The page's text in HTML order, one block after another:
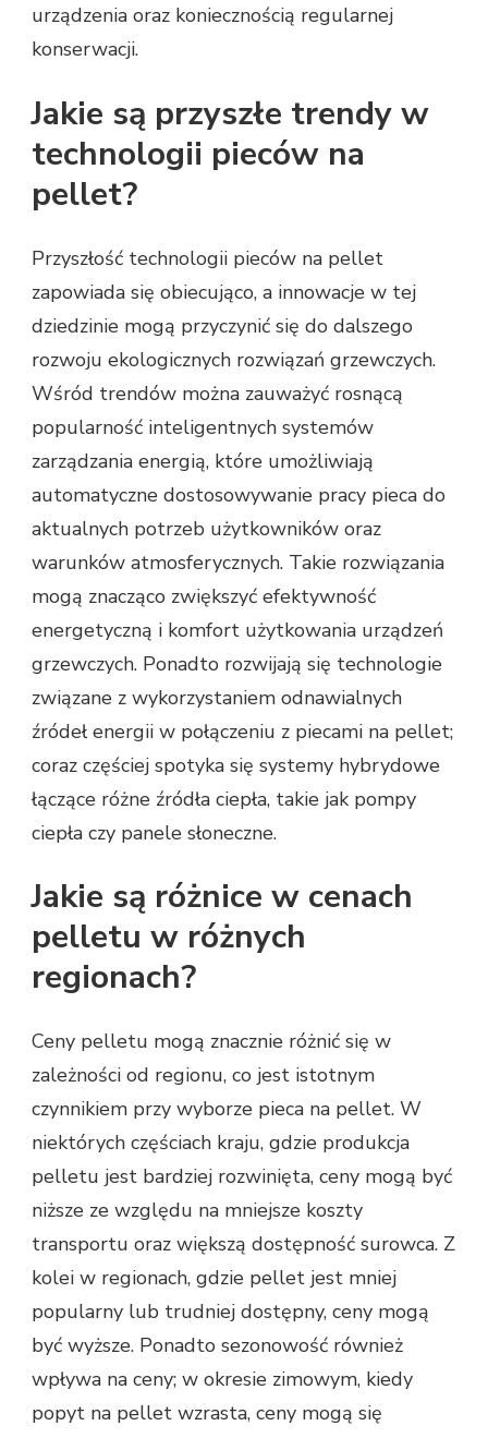
urządzenia oraz koniecznością regularnej
konserwacji.
Jakie są przyszłe trendy w
technologii pieców na
pellet?
Przyszłość technologii pieców na pellet
zapowiada się obiecująco, a innowacje w tej
dziedzinie mogą przyczynić się do dalszego
rozwoju ekologicznych rozwiązań grzewczych.
Wśród trendów można zauważyć rosnącą
popularność inteligentnych systemów
zarządzania energią, które umożliwiają
automatyczne dostosowywanie pracy pieca do
aktualnych potrzeb użytkowników oraz
warunków atmosferycznych. Takie rozwiązania
mogą znacząco zwiększyć efektywność
energetyczną i komfort użytkowania urządzeń
grzewczych. Ponadto rozwijają się technologie
związane z wykorzystaniem odnawialnych
źródeł energii w połączeniu z piecami na pellet;
coraz częściej spotyka się systemy hybrydowe
łączące różne źródła ciepła, takie jak pompy
ciepła czy panele słoneczne.
Jakie są różnice w cenach
pelletu w różnych
regionach?
Ceny pelletu mogą znacznie różnić się w
zależności od regionu, co jest istotnym
czynnikiem przy wyborze pieca na pellet. W
niektórych częściach kraju, gdzie produkcja
pelletu jest bardziej rozwinięta, ceny mogą być
niższe ze względu na mniejsze koszty
transportu oraz większą dostępność surowca. Z
kolei w regionach, gdzie pellet jest mniej
popularny lub trudniej dostępny, ceny mogą
być wyższe. Ponadto sezonowość również
wpływa na ceny; w okresie zimowym, kiedy
popyt na pellet wzrasta, ceny mogą się